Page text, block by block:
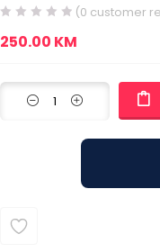
(0 customer
250.00 KM